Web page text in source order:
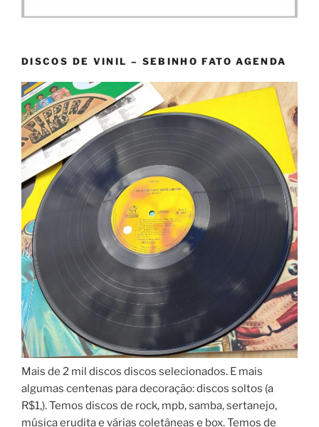
DISCOS DE VINIL – SEBINHO FATO AGENDA
Mais de 2 mil discos discos selecionados. E mais
algumas centenas para decoração: discos soltos (a
R$1,). Temos discos de rock, mpb, samba, sertanejo,
música erudita e várias coletâneas e box. Temos de